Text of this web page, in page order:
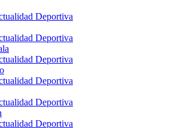
Deportiva
Deportiva
Deportiva
Deportiva
Deportiva
Deportiva